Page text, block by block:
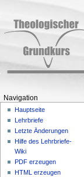
Navigation
Hauptseite
Lehrbriefe
Letzte Änderungen
Hilfe des Lehrbriefe-
Wiki
PDF erzeugen
HTML erzeugen